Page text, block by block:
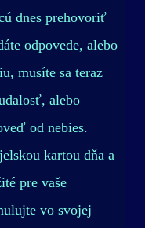
dnes prehovoriť
odpovede, alebo
musíte sa teraz
alebo
od nebies.
kartou dňa a
pre vaše
vo svojej